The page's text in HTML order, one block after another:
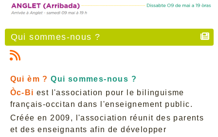
Qui sommes-nous ?
Qui èm ? Qui sommes-nous ?
Òc-Bi est l'association pour le bilinguisme
français-occitan dans l'enseignement public.
Créée en 2009, l'association réunit des parents
et des enseignants afin de développer